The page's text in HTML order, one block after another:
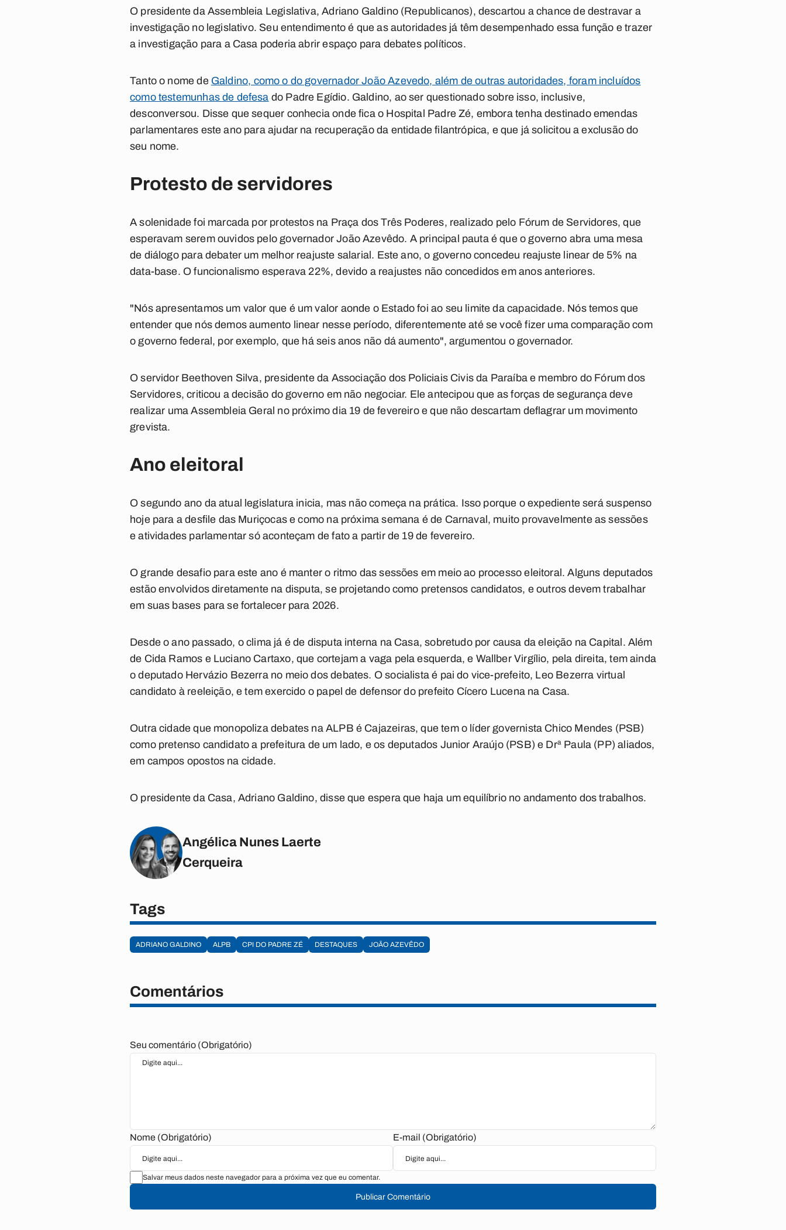
O presidente da Assembleia Legislativa, Adriano Galdino (Republicanos), descartou a chance de destravar a
investigação no legislativo. Seu entendimento é que as autoridades já têm desempenhado essa função e trazer
a investigação para a Casa poderia abrir espaço para debates políticos.
Tanto o nome de Galdino, como o do governador João Azevedo, além de outras autoridades, foram incluídos
como testemunhas de defesa do Padre Egídio. Galdino, ao ser questionado sobre isso, inclusive,
desconversou. Disse que sequer conhecia onde fica o Hospital Padre Zé, embora tenha destinado emendas
parlamentares este ano para ajudar na recuperação da entidade filantrópica, e que já solicitou a exclusão do
seu nome.
Protesto de servidores
A solenidade foi marcada por protestos na Praça dos Três Poderes, realizado pelo Fórum de Servidores, que
esperavam serem ouvidos pelo governador João Azevêdo. A principal pauta é que o governo abra uma mesa
de diálogo para debater um melhor reajuste salarial. Este ano, o governo concedeu reajuste linear de 5% na
data-base. O funcionalismo esperava 22%, devido a reajustes não concedidos em anos anteriores.
"Nós apresentamos um valor que é um valor aonde o Estado foi ao seu limite da capacidade. Nós temos que
entender que nós demos aumento linear nesse período, diferentemente até se você fizer uma comparação com
o governo federal, por exemplo, que há seis anos não dá aumento", argumentou o governador.
O servidor Beethoven Silva, presidente da Associação dos Policiais Civis da Paraíba e membro do Fórum dos
Servidores, criticou a decisão do governo em não negociar. Ele antecipou que as forças de segurança deve
realizar uma Assembleia Geral no próximo dia 19 de fevereiro e que não descartam deflagrar um movimento
grevista.
Ano eleitoral
O segundo ano da atual legislatura inicia, mas não começa na prática. Isso porque o expediente será suspenso
hoje para a desfile das Muriçocas e como na próxima semana é de Carnaval, muito provavelmente as sessões
e atividades parlamentar só aconteçam de fato a partir de 19 de fevereiro.
O grande desafio para este ano é manter o ritmo das sessões em meio ao processo eleitoral. Alguns deputados
estão envolvidos diretamente na disputa, se projetando como pretensos candidatos, e outros devem trabalhar
em suas bases para se fortalecer para 2026.
Desde o ano passado, o clima já é de disputa interna na Casa, sobretudo por causa da eleição na Capital. Além
de Cida Ramos e Luciano Cartaxo, que cortejam a vaga pela esquerda, e Wallber Virgílio, pela direita, tem ainda
o deputado Hervázio Bezerra no meio dos debates. O socialista é pai do vice-prefeito, Leo Bezerra virtual
candidato à reeleição, e tem exercido o papel de defensor do prefeito Cícero Lucena na Casa.
Outra cidade que monopoliza debates na ALPB é Cajazeiras, que tem o líder governista Chico Mendes (PSB)
como pretenso candidato a prefeitura de um lado, e os deputados Junior Araújo (PSB) e Drª Paula (PP) aliados,
em campos opostos na cidade.
O presidente da Casa, Adriano Galdino, disse que espera que haja um equilíbrio no andamento dos trabalhos.
Angélica Nunes Laerte
Cerqueira
Tags
ADRIANO GALDINO ALPB CPI DO PADRE ZÉ DESTAQUES JOÃO AZEVÊDO
Comentários
Seu comentário (Obrigatório)
Nome (Obrigatório) E-mail (Obrigatório)
Salvar meus dados neste navegador para a próxima vez que eu comentar.
Publicar Comentário